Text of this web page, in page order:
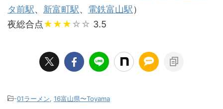
タ前駅、 新富町駅、 電鉄富山駅 ）
夜総合点★★★☆☆ 3.5
-01ラーメン 16富山県〜Toyama